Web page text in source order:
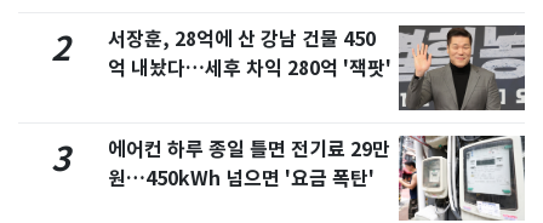
2
서장훈, 28억에 산 강남 건물 450
억 내놨다…세후 차익 280억 '잭팟'
3
에어컨 하루 종일 틀면 전기료 29만
원…450kWh 넘으면 '요금 폭탄'